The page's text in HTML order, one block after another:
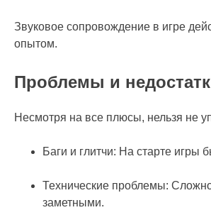
Звуковое сопровождение в игре
опытом.
Проблемы и
Несмотря на все плюсы, нельзя не
Баги и глитчи: На старте игры
Технические проблемы:
заметными.